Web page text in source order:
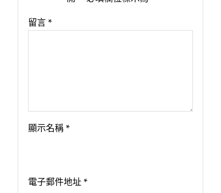
留言 *
顯示名稱 *
電子郵件地址 *